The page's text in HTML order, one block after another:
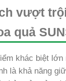
vượt
quả
khác biệt lớn
là khả năng